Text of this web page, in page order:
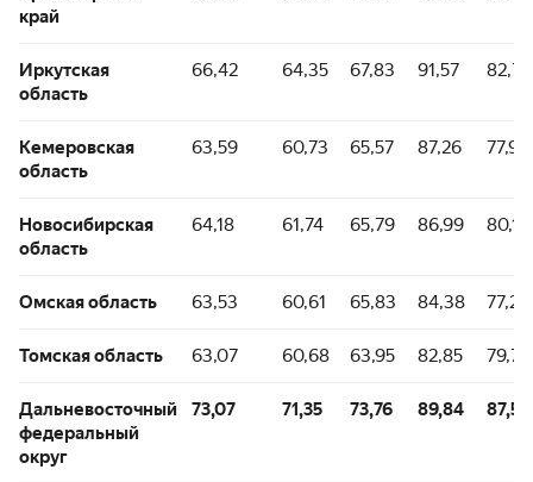
край
Иркутская
область
66,42 64,35 67,83 91,57 82,79
Кемеровская
область
63,59 60,73 65,57 87,26 77,94
Новосибирская
область
64,18 61,74 65,79 86,99 80,18
Омская область 63,53 60,61 65,83 84,38 77,22
Томская область 63,07 60,68 63,95 82,85 79,73
Дальневосточный
федеральный
округ
73,07 71,35 73,76 89,84 87,52